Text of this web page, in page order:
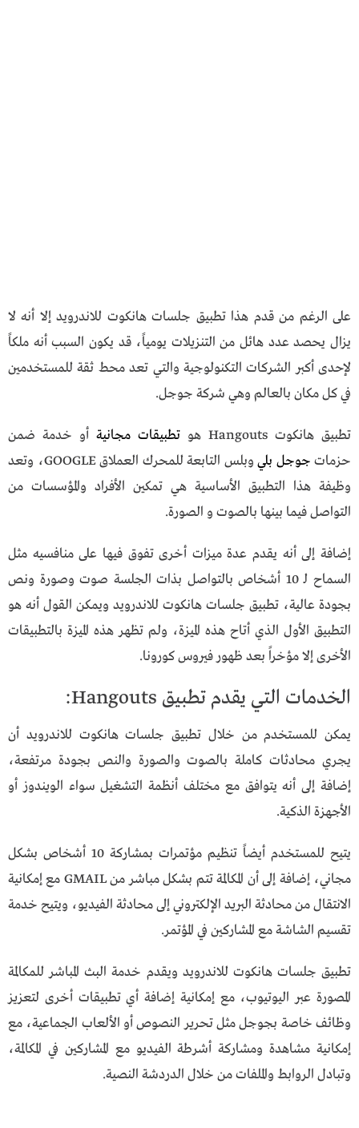
على الرغم من قدم هذا تطبيق جلسات هانكوت للاندرويد إلا أنه لا
يزال يحصد عدد هائل من التنزيلات يومياً، قد يكون السبب أنه ملكاً
لإحدى أكبر الشركات التكنولوجية والتي تعد محط ثقة للمستخدمين
في كل مكان بالعالم وهي شركة جوجل.
تطبيق هانكوت Hangouts هو تطبيقات مجانية أو خدمة ضمن
حزمات جوجل بلي
وبلس التابعة للمحرك العملاق GOOGLE، وتعد
وظيفة هذا التطبيق الأساسية هي تمكين الأفراد والمؤسسات من
التواصل فيما بينها بالصوت و الصورة.
إضافة إلى أنه يقدم عدة ميزات أخرى تفوق فيها على منافسيه مثل
السماح لـ 10 أشخاص بالتواصل بذات الجلسة صوت وصورة ونص
بجودة عالية، تطبيق جلسات هانكوت للاندرويد ويمكن القول أنه هو
التطبيق الأول الذي أتاح هذه الميزة، ولم تظهر هذه الميزة بالتطبيقات
الأخرى إلا مؤخراً بعد ظهور فيروس كورونا.
الخدمات التي يقدم تطبيق Hangouts:
يمكن للمستخدم من خلال تطبيق جلسات هانكوت للاندرويد أن
يجري محادثات كاملة بالصوت والصورة والنص بجودة مرتفعة،
إضافة إلى أنه يتوافق مع مختلف أنظمة التشغيل سواء الويندوز أو
الأجهزة الذكية.
يتيح للمستخدم أيضاً تنظيم مؤتمرات بمشاركة 10 أشخاص بشكل
مجاني، إضافة إلى أن المكالمة تتم بشكل مباشر من GMAIL مع إمكانية
الانتقال من محادثة البريد الإلكتروني إلى محادثة الفيديو، ويتيح خدمة
تقسيم الشاشة مع المشاركين في المؤتمر.
تطبيق جلسات هانكوت للاندرويد ويقدم خدمة البث المباشر للمكالمة
المصورة عبر اليوتيوب، مع إمكانية إضافة أي تطبيقات أخرى لتعزيز
وظائف خاصة بجوجل مثل تحرير النصوص أو الألعاب الجماعية، مع
إمكانية مشاهدة ومشاركة أشرطة الفيديو مع المشاركين في المكالمة،
وتبادل الروابط والملفات من خلال الدردشة النصية.